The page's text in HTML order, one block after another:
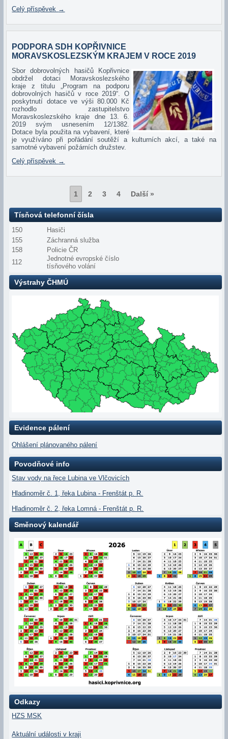
Celý příspěvek →
PODPORA SDH KOPŘIVNICE
MORAVSKOSLEZSKÝM KRAJEM V ROCE 2019
Sbor dobrovolných hasičů Kopřivnice
obdržel dotaci Moravskoslezského
kraje z titulu „Program na podporu
dobrovolných hasičů v roce 2019“. O
poskytnutí dotace ve výši 80.000 Kč
rozhodlo zastupitelstvo
Moravskoslezského kraje dne 13. 6.
2019 svým usnesením 12/1382.
Dotace byla použita na vybavení, které
je využíváno při pořádání soutěží a kulturních akcí, a také na
samotné vybavení požárních družstev.
Celý příspěvek →
1 2 3 4 Další »
Tísňová telefonní čísla
150
Hasiči
155
Záchranná služba
158
Policie ČR
112
Jednotné evropské číslo
tísňového volání
Výstrahy ČHMÚ
Evidence pálení
Ohlášení plánovaného pálení
Povodňové info
Stav vody na řece Lubina ve Vlčovicích
Hladinoměr č. 1, řeka Lubina - Frenštát p. R.
Hladinoměr č. 2, řeka Lomná - Frenštát p. R.
Směnový kalendář
Odkazy
HZS MSK
Aktuální události v kraji